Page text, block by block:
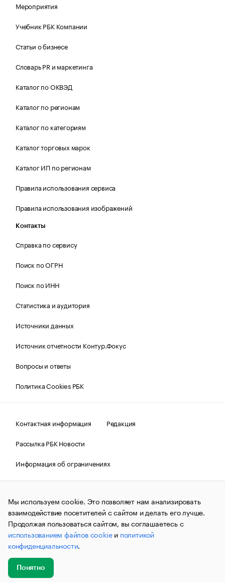
Мероприятия
Учебник РБК Компании
Статьи о бизнесе
Словарь PR и маркетинга
Каталог по ОКВЭД
Каталог по регионам
Каталог по категориям
Каталог торговых марок
Каталог ИП по регионам
Правила использования сервиса
Правила использования изображений
Контакты
Справка по сервису
Поиск по ОГРН
Поиск по ИНН
Статистика и аудитория
Источники данных
Источник отчетности Контур.Фокус
Вопросы и ответы
Политика Cookies РБК
Контактная информация
Редакция
Рассылка РБК Новости
Информация об ограничениях
Правовая информация
О соблюдении авторских прав
© АО «РОСБИЗНЕСКОНСАЛТИНГ»,1995–2026.Сообщения
и материалы информационного агентства «РБК»
(зарегистрировано Федеральной службой по надзору в сфере
связи, информационных технологий и массовых
коммуникаций (Роскомнадзор) 09.12.2015 за номером ИА
№ФС77-63848) сопровождаются пометкой «РБК». Отдельные
публикации могут содержать информацию,
не предназначенную для пользователей
до 18 лет.
Мы используем cookie. Это позволяет нам анализировать
взаимодействие посетителей с сайтом и делать его лучше.
Продолжая пользоваться сайтом, вы соглашаетесь с
использованием файлов cookieи политикой
конфиденциальности.
Понятно